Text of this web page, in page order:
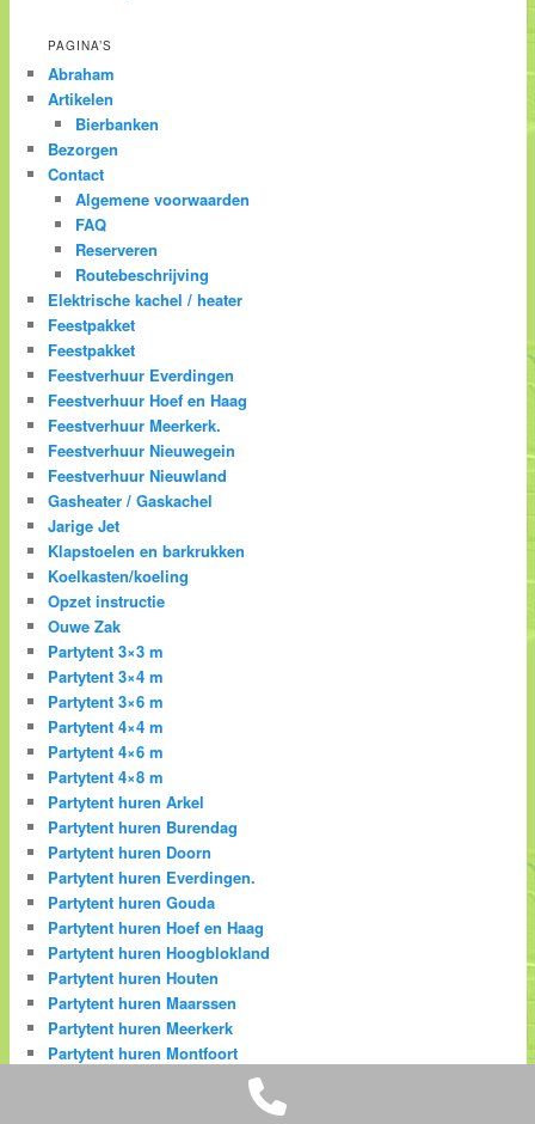
PAGINA’S
Abraham
Artikelen
Bierbanken
Bezorgen
Contact
Algemene voorwaarden
FAQ
Reserveren
Routebeschrijving
Elektrische kachel / heater
Feestpakket
Feestpakket
Feestverhuur Everdingen
Feestverhuur Hoef en Haag
Feestverhuur Meerkerk.
Feestverhuur Nieuwegein
Feestverhuur Nieuwland
Gasheater / Gaskachel
Jarige Jet
Klapstoelen en barkrukken
Koelkasten/koeling
Opzet instructie
Ouwe Zak
Partytent 3×3 m
Partytent 3×4 m
Partytent 3×6 m
Partytent 4×4 m
Partytent 4×6 m
Partytent 4×8 m
Partytent huren Arkel
Partytent huren Burendag
Partytent huren Doorn
Partytent huren Everdingen.
Partytent huren Gouda
Partytent huren Hoef en Haag
Partytent huren Hoogblokland
Partytent huren Houten
Partytent huren Maarssen
Partytent huren Meerkerk
Partytent huren Montfoort